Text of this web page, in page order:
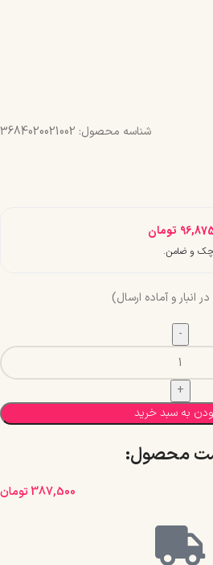
شناسه محصول: 3684020021002
تومان
انبار و آماده ارسال)
به سبد خرید
محصول:​
387,500تومان